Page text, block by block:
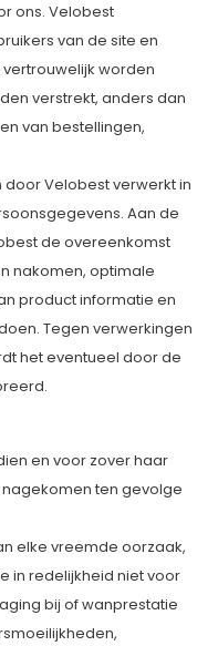
ons. Velobest
van de site en
worden
verstrekt, anders dan
van bestellingen,
Velobest verwerkt in
Aan de
de overeenkomst
nakomen, optimale
product informatie en
Tegen verwerkingen
het eventueel door de
en voor zover haar
ten gevolge
elke vreemde oorzaak,
in redelijkheid niet voor
bij of wanprestatie